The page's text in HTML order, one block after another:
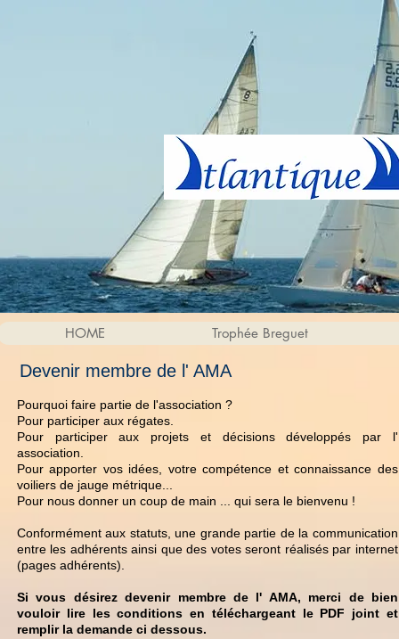
HOME Trophée Breguet
Devenir membre de l' AMA
Pourquoi faire partie de l'association ?
Pour participer aux régates.
Pour participer aux projets et décisions développés par l'
association.
Pour apporter vos idées, votre compétence et connaissance des
voiliers de jauge métrique...
Pour nous donner un coup de main ... qui sera le bienvenu !
Conformément aux statuts, une grande partie de la communication
entre les adhérents ainsi que des votes seront réalisés par internet
(pages adhérents).
Si vous désirez devenir membre de l' AMA, merci de bien
vouloir lire les conditions en téléchargeant le PDF joint et
remplir la demande ci dessous.